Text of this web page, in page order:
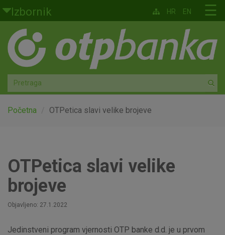
Skoči na glavni sadržaj
Izbornik
Građani
Privatno bankarstvo
Agro
Mala poduzeća i obrtnici
Globalna tržišta
Faktoring
O nama
☰
HR EN
Početna OTPetica slavi velike brojeve
OTPetica slavi velike
brojeve
Objavljeno: 27.1.2022
Jedinstveni program vjernosti OTP banke d.d. je u prvom